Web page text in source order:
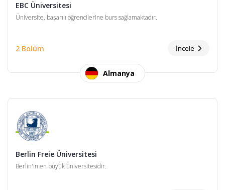
EBC Üniversitesi
Üniversite, başarılı öğrencilerine burs sağlamaktadır.
2 Bölüm İncele
Almanya
Berlin Freie Üniversitesi
Berlin'in en büyük üniversitesidir.